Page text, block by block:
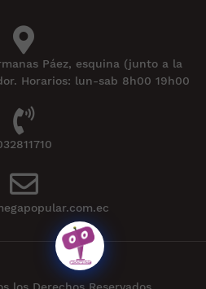
Páez, esquina (junto a la
Horarios: lun-sab 8h00 19h00